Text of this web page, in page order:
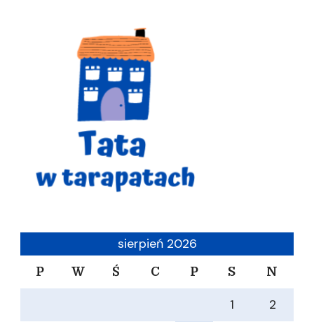
sierpień 2026
P W Ś C P S N
1
2